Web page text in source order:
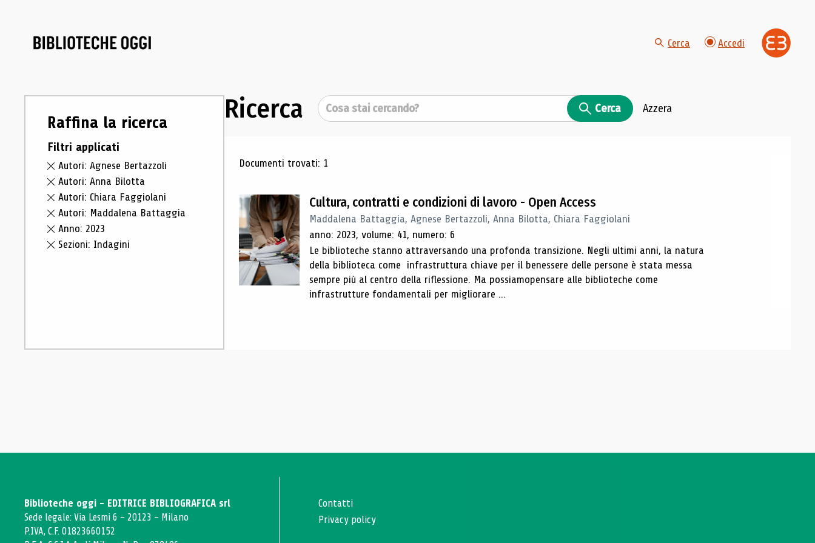
Cerca Accedi
Raffina la ricerca
Filtri applicati
Autori: Agnese Bertazzoli
Autori: Anna Bilotta
Autori: Chiara Faggiolani
Autori: Maddalena Battaggia
Anno: 2023
Sezioni: Indagini
Ricerca Cerca Cerca Azzera
Risultati di ricerca
Documenti trovati: 1
Cultura, contratti e condizioni di lavoro - Open Access
Maddalena Battaggia, Agnese Bertazzoli, Anna Bilotta, Chiara Faggiolani
anno: 2023, volume: 41, numero: 6
Le biblioteche stanno attraversando una profonda transizione. Negli ultimi anni, la natura
della biblioteca come infrastruttura chiave per il benessere delle persone è stata messa
sempre più al centro della riflessione. Ma possiamopensare alle biblioteche come
infrastrutture fondamentali per migliorare ...
Biblioteche oggi - EDITRICE BIBLIOGRAFICA srl
Sede legale: Via Lesmi 6 - 20123 - Milano
P.IVA, C.F. 01823660152
Contatti
Privacy policy